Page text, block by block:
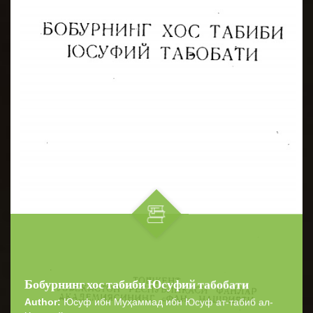
Бобурнинг хос табиби Юсуфий табобати
Author:Юсуф ибн Муҳаммад ибн Юсуф ат-табиб ал-